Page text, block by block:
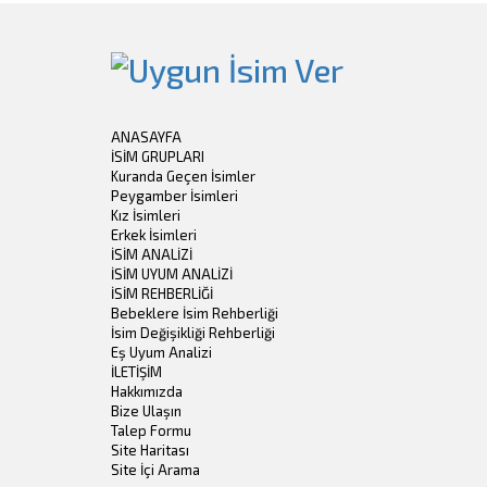
ANASAYFA
İSİM GRUPLARI
Kuranda Geçen İsimler
Peygamber İsimleri
Kız İsimleri
Erkek İsimleri
İSİM ANALİZİ
İSİM UYUM ANALİZİ
İSİM REHBERLİĞİ
Bebeklere İsim Rehberliği
İsim Değişikliği Rehberliği
Eş Uyum Analizi
İLETİŞİM
Hakkımızda
Bize Ulaşın
Talep Formu
Site Haritası
Site İçi Arama